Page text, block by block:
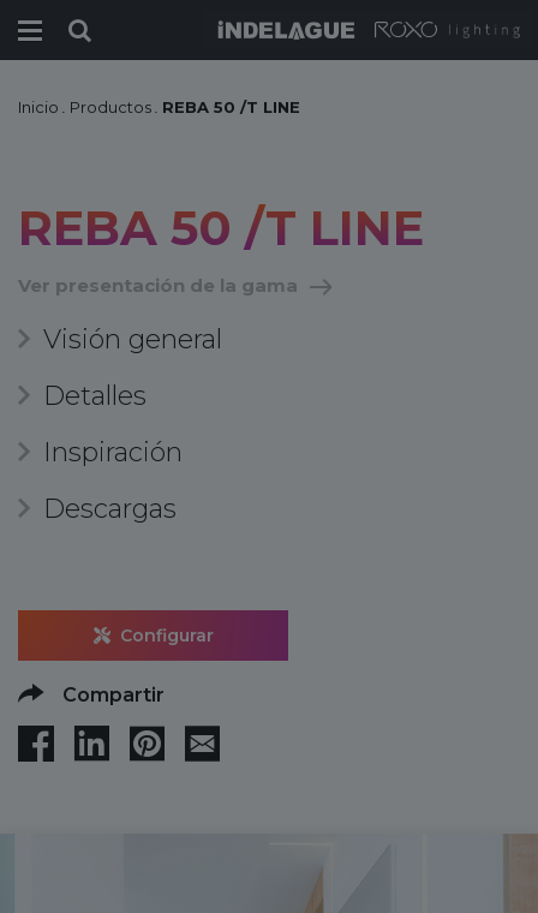
Inicio Productos REBA 50 /T LINE
REBA 50 /T LINE
Ver presentación de la gama
Visión general
Detalles
Inspiración
Descargas
Configurar
Compartir